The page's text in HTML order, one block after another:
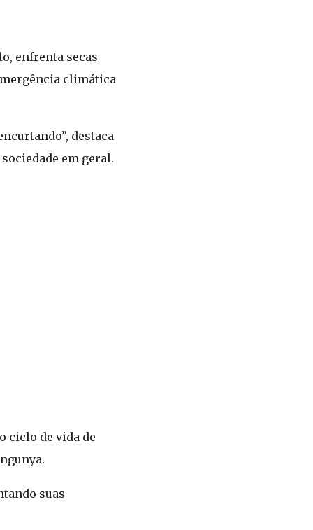
enfrenta secas
climática
destaca
em geral.
ciclo de vida de
suas